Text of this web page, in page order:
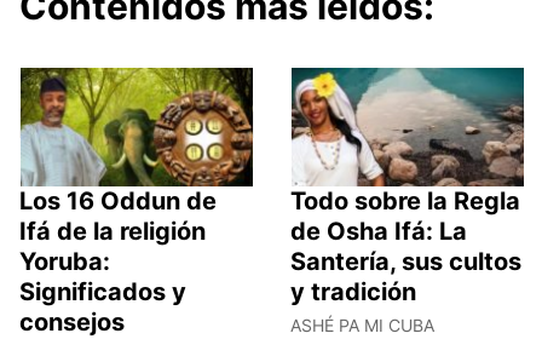
Los 16 Oddun de
Ifá de la religión
Yoruba:
Significados y
consejos
Todo sobre la Regla
de Osha Ifá: La
Santería, sus cultos
y tradición
ASHÉ PA MI CUBA